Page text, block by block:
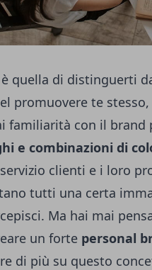
quella di distinguerti
promuovere te
familiarità con il brand
e combinazioni di
clienti e i loro
tutti una certa
Ma hai mai
un forte personal
di più su questo